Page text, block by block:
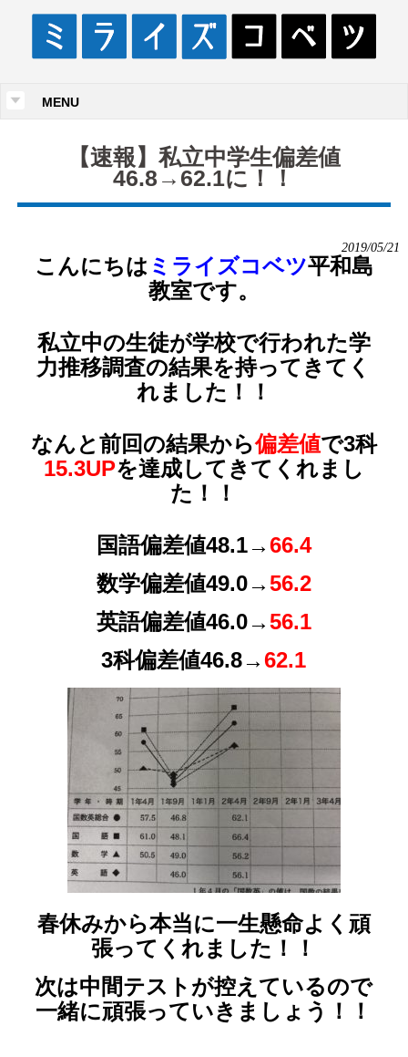
MENU
【速報】私立中学生偏差値
46.8→62.1に！！
2019/05/21
こんにちは ミライズコベツ平和島
教室です。
私立中の生徒が学校で行われた学
力推移調査の結果を持ってきてく
れました！！
なんと前回の結果から偏差値で3科
15.3UPを達成してきてくれまし
た！！
国語偏差値48.1→66.4
数学偏差値49.0→56.2
英語偏差値46.0→56.1
3科偏差値46.8→62.1
春休みから本当に一生懸命よく頑
張ってくれました！！
次は中間テストが控えているので
一緒に頑張っていきましょう！！